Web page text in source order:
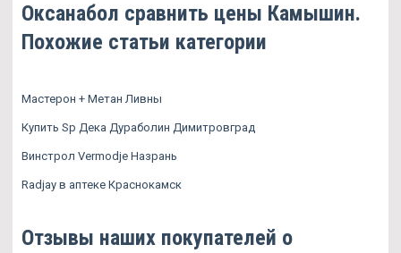
Оксанабол сравнить цены Камышин.
Похожие статьи категории
Мастерон + Метан Ливны
Купить Sp Дека Дураболин Димитровград
Винстрол Vermodje Назрань
Radjay в аптеке Краснокамск
Отзывы наших покупателей о